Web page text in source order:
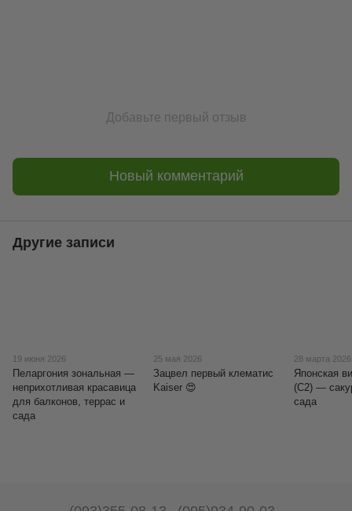
Добавьте первый отзыв
Новый комментарий
Другие записи
19 июня 2026
Пеларгония зональная —
неприхотливая красавица
для балконов, террас и
сада
25 мая 2026
Зацвел первый клематис
Kaiser 😍
28 марта 2026
Японская
(C2) —
сада